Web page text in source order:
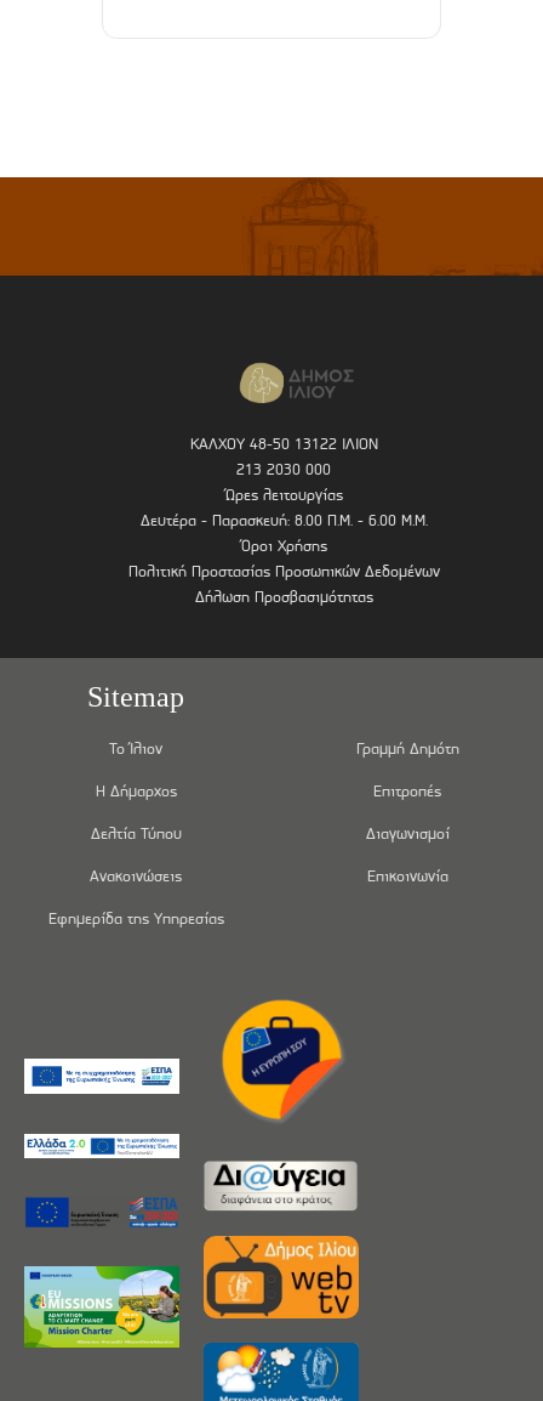
ΚΑΛΧΟΥ 48-50 13122 ΙΛΙΟΝ
213 2030 000
Ώρες λειτουργίας
Δευτέρα - Παρασκευή: 8.00 Π.Μ. - 6.00 Μ.Μ.
Όροι Χρήσης
Πολιτική Προστασίας Προσωπικών Δεδομένων
Δήλωση Προσβασιμότητας
Sitemap
Το Ίλιον
Η Δήμαρχος
Δελτία Τύπου
Ανακοινώσεις
Εφημερίδα της Υπηρεσίας
Γραμμή Δημότη
Επιτροπές
Διαγωνισμοί
Επικοινωνία